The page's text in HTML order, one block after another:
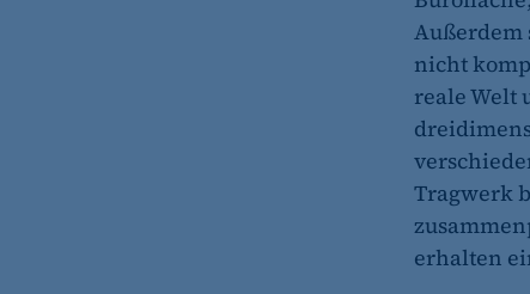
Außerdem
nicht
reale Welt
Tragwerk
erhalten